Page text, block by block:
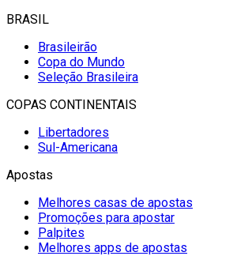
BRASIL
Brasileirão
Copa do Mundo
Seleção Brasileira
COPAS CONTINENTAIS
Libertadores
Sul-Americana
Apostas
Melhores casas de apostas
Promoções para apostar
Palpites
Melhores apps de apostas